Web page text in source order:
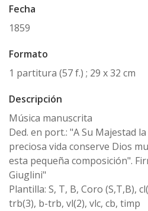
Fecha
1859
Formato
1 partitura (57 f.) ; 29 x 32 cm
Descripción
Música manuscrita
Ded. en port.: "A Su Majestad
preciosa vida conserve Dios
esta pequeña composición".
Giuglini"
Plantilla: S, T, B, Coro (S,T,B),
trb(3), b-trb, vl(2), vlc, cb, timp